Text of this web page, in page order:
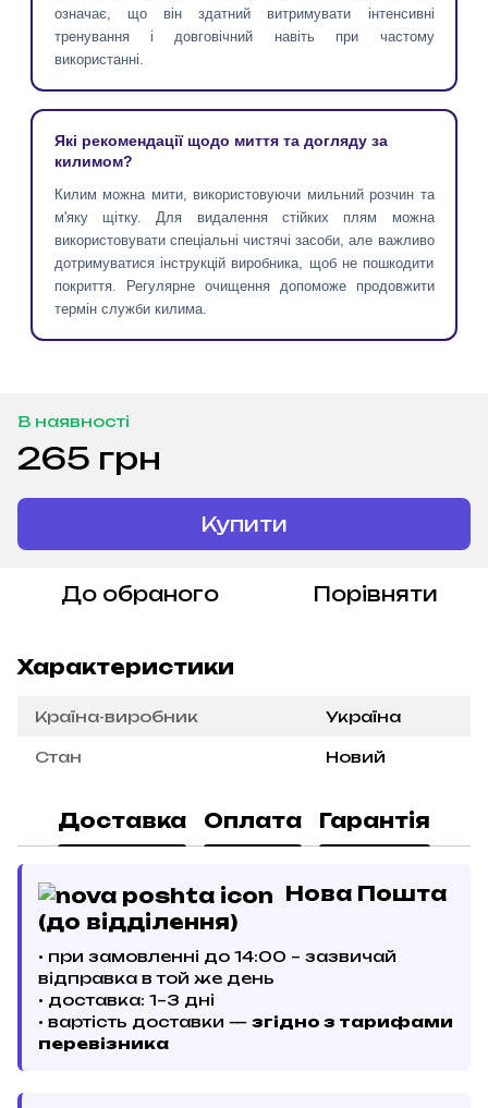
означає, що він здатний витримувати інтенсивні
тренування і довговічний навіть при частому
використанні.
Які рекомендації щодо миття та догляду за
килимом?
Килим можна мити, використовуючи мильний розчин та
м'яку щітку. Для видалення стійких плям можна
використовувати спеціальні чистячі засоби, але важливо
дотримуватися інструкцій виробника, щоб не пошкодити
покриття. Регулярне очищення допоможе продовжити
термін служби килима.
В наявності
265 грн
Купити
До обраного Порівняти
Характеристики
Країна-виробник Україна
Стан Новий
Доставка Оплата Гарантія
Нова Пошта
(до відділення)
• при замовленні до 14:00 – зазвичай
відправка в той же день
• доставка: 1–3 дні
• вартість доставки — згідно з тарифами
перевізника